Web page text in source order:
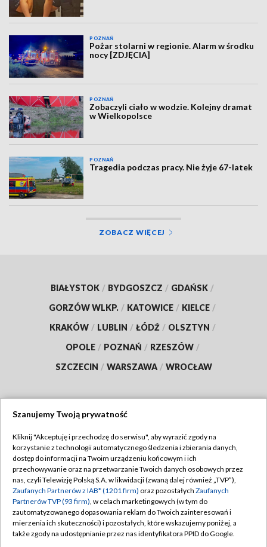
POZNAŃ
Pożar stolarni w regionie. Alarm w środku
nocy [ZDJĘCIA]
POZNAŃ
Zobaczyli ciało w wodzie. Kolejny dramat
w Wielkopolsce
POZNAŃ
Tragedia podczas pracy. Nie żyje 67-latek
ZOBACZ WIĘCEJ
BIAŁYSTOK / BYDGOSZCZ / GDAŃSK /
GORZÓW WLKP. / KATOWICE / KIELCE /
KRAKÓW / LUBLIN / ŁÓDŹ / OLSZTYN /
OPOLE / POZNAŃ / RZESZÓW /
SZCZECIN / WARSZAWA / WROCŁAW
TVP
Abonament TVP
Emisja w TVP
Centrum informacji TVP
Naziemna Telewizja Cyfrowa
Regulamin TVP
Polityka prywatności
Moje zgody
Pomoc
Szanujemy Twoją prywatność
Kliknij "Akceptuję i przechodzę do serwisu", aby wyrazić zgody na
korzystanie z technologii automatycznego śledzenia i zbierania danych,
dostęp do informacji na Twoim urządzeniu końcowym i ich
przechowywanie oraz na przetwarzanie Twoich danych osobowych przez
nas, czyli Telewizję Polską S.A. w likwidacji (zwaną dalej również „TVP”),
Zaufanych Partnerów z IAB* (1201 firm) oraz pozostałych Zaufanych
Partnerów TVP (93 firm), w celach marketingowych (w tym do
zautomatyzowanego dopasowania reklam do Twoich zainteresowań i
mierzenia ich skuteczności) i pozostałych, które wskazujemy poniżej, a
także zgody na udostępnianie przez nas identyfikatora PPID do Google.